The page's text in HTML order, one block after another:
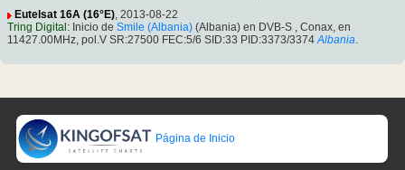
Eutelsat 16A (16°E), 2013-08-22
Tring Digital : Inicio de Smile (Albania) (Albania) en DVB-S , Conax, en
11427.00MHz, pol.V SR:27500 FEC:5/6 SID:33 PID:3373/3374 Albania.
Página de Inicio